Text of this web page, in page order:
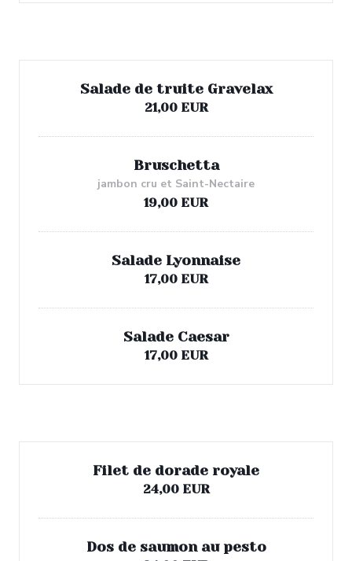
Salade de truite Gravelax
21,00 EUR
Bruschetta
jambon cru et Saint-Nectaire
19,00 EUR
Salade Lyonnaise
17,00 EUR
Salade Caesar
17,00 EUR
Filet de dorade royale
24,00 EUR
Dos de saumon au pesto